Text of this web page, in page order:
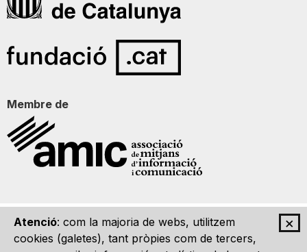
×
Atenció: com la majoria de webs, utilitzem
cookies (galetes), tant pròpies com de tercers,
Membre de
Qui som Contacte Imatge Gràfica Avís legal